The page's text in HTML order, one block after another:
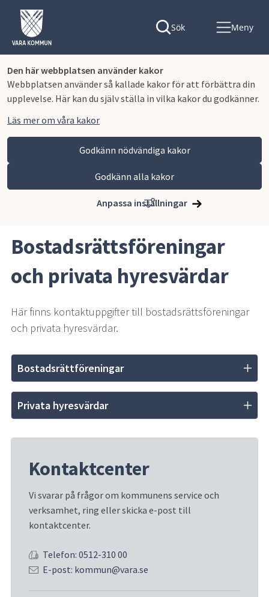
Den här webbplatsen använder kakor
Webbplatsen använder så kallade kakor för att förbättra din
upplevelse. Här kan du själv ställa in vilka kakor du godkänner.
Läs mer om våra kakor
Godkänn nödvändiga kakor
Godkänn alla kakor
Anpassa inställningar
Sök Meny
Vara kommun
Kommun och politik
Bostäder
Bostadsrättsföreningar
och privata hyresvärdar
Här finns kontaktuppgifter till bostadsrättsföreningar
och privata hyresvärdar.
Bostadsrättföreningar
Privata hyresvärdar
Kontaktcenter
Vi svarar på frågor om kommunens service och
verksamhet, ring eller skicka e-post till
kontaktcenter.
Telefon: 0512-310 00
E-post: kommun@vara.se